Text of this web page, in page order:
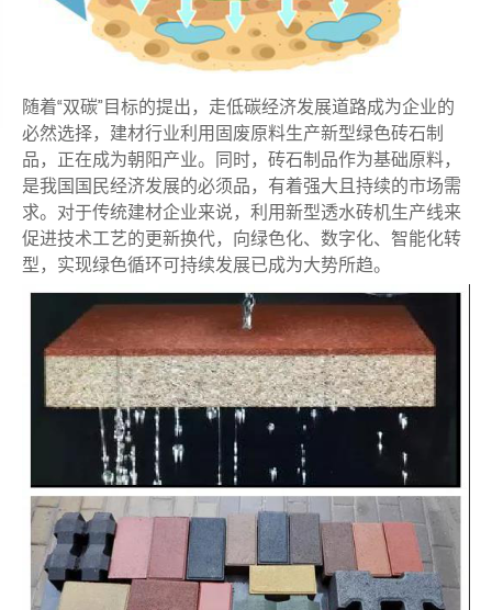
随着“双碳”目标的提出，走低碳经济发展道路成为企业的
必然选择，建材行业利用固废原料生产新型绿色砖石制
品，正在成为朝阳产业。同时，砖石制品作为基础原料，
是我国国民经济发展的必须品，有着强大且持续的市场需
求。对于传统建材企业来说，利用新型透水砖机生产线来
促进技术工艺的更新换代，向绿色化、数字化、智能化转
型，实现绿色循环可持续发展已成为大势所趋。